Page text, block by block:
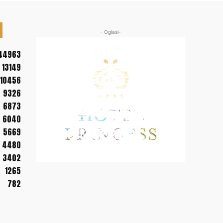
13149
10456
9326
6873
6040
5669
4480
3402
1265
782
- Oglasi-